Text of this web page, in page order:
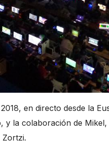
en directo desde la
y la colaboración de